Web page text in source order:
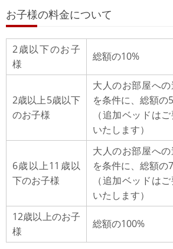
お子様の料金について
2歳以下のお子
様
総額の10%
2歳以上5歳以下
のお子様
大人のお部屋へ
を条件に、総額の
（追加ベッドは
いたします）
6歳以上11歳以
下のお子様
大人のお部屋へ
を条件に、総額の
（追加ベッドは
いたします）
12歳以上のお子
様
総額の100%